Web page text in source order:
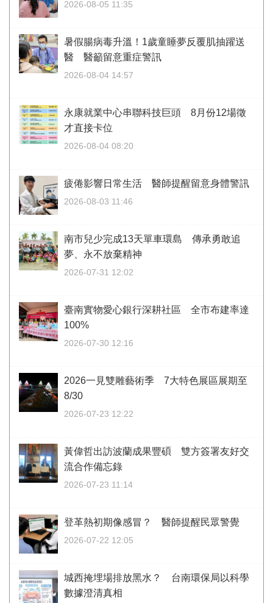
2026-08-05 11:35
暑假腸病毒升溫！1歲童睡夢反覆肌抽躍送
醫 醫籲留意重症警訊
2026-08-04 14:57
永康就業中心串聯科技巨頭 8月份12場徵
才直接卡位
2026-08-04 08:20
疲倦影響日常生活 醫師提醒留意身體警訊
2026-08-03 11:46
南市兒少完成13天單車環島 傳承勇敢追
夢、永不放棄精神
2026-07-31 12:02
臺南實物愛心銀行深耕社區 全市布建率達
100%
2026-07-30 12:16
2026一見雙雕藝術季 7大特色展區展期至
8/30
2026-07-23 12:22
黃偉哲出訪波蘭成果豐碩 雙方簽署友好交
流合作備忘錄
2026-07-23 11:14
登革熱初期像感冒？ 醫師提醒民眾警覺
2026-07-22 12:05
城西掩埋場排放黑水？ 台南環保局以科學
數據澄清真相